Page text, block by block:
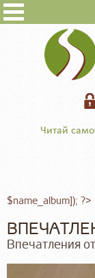
Читай
$name_album]); ?>
Впечатления